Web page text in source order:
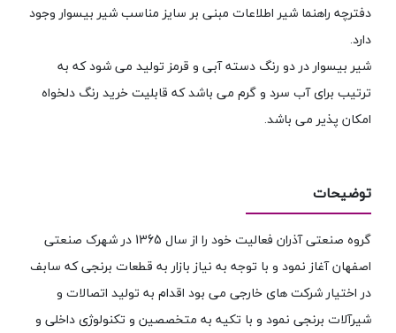
دفترچه راهنما شیر اطلاعات مبنی بر سایز مناسب شیر بیسوار وجود
دارد.
شیر بیسوار در دو رنگ دسته آبی و قرمز تولید می شود که به
ترتیب برای آب سرد و گرم می باشد که قابلیت خرید رنگ دلخواه
امکان پذیر می باشد.
توضیحات
گروه صنعتی آذران فعالیت خود را از سال 1365 در شهرک صنعتی
اصفهان آغاز نمود و با توجه به نیاز بازار به قطعات برنجی که سابف
در اختیار شرکت های خارجی می بود اقدام به تولید اتصالات و
شیرآلات برنجی نمود و با تکیه به متخصصین و تکنولوژی داخلی و